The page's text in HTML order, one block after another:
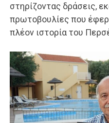
στηρίζοντας δράσεις,
πρωτοβουλίες που
πλέον ιστορία του